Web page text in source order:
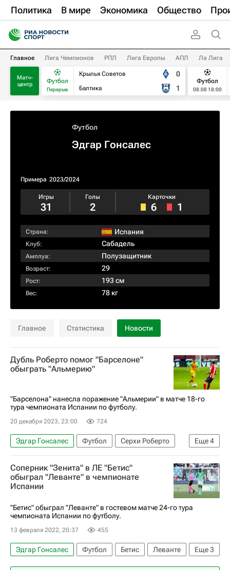
Политика В мире Экономика Общество
Главное Лига Чемпионов РПЛ Лига Европы АПЛ Ла Лига
Матч-
центр
Футбол
Перерыв
Крылья Советов
Балтика
0
1
Футбол
08.08 18:00
Футбол
Эдгар Гонсалес
Примера 2023/2024
Игры
31
Голы
2
Карточки
6 1
Страна: Испания
Клуб: Сабадель
Амплуа: Полузащитник
Возраст: 29
Рост: 193 см
Вес: 78 кг
Главное Статистика Новости
Дубль Роберто помог "Барселоне"
обыграть "Альмерию"
"Барселона" нанесла поражение "Альмерии" в матче 18-го
тура чемпионата Испании по футболу.
20 декабря 2023, 23:00 724
Еще4
Эдгар Гонсалес Футбол
Серхи Роберто
Барселона
Альмерия
Чемпионат Испании по футболу
Лео Баптистао
Соперник "Зенита" в ЛЕ "Бетис"
обыграл "Леванте" в чемпионате
Испании
"Бетис" обыграл "Леванте" в гостевом матче 24-го тура
чемпионата Испании по футболу.
13 февраля 2022, 20:37 455
Еще3
Эдгар Гонсалес Футбол Бетис
Леванте
Вильям Карвалью
Даниэль Гомес